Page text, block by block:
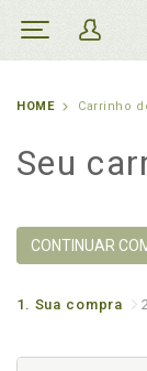
HOME Carrinho
Seu
CONTINUAR
1. Sua compra